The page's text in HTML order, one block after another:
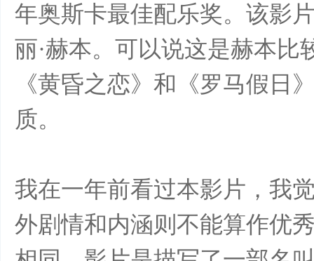
年奥斯卡最佳配乐奖。该影
丽·赫本。可以说这是赫本
《黄昏之恋》和《罗马假日
质。
我在一年前看过本影片，我
外剧情和内涵则不能算作优